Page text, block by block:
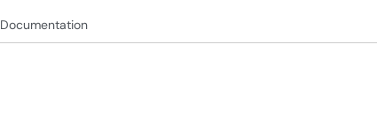
Documentation